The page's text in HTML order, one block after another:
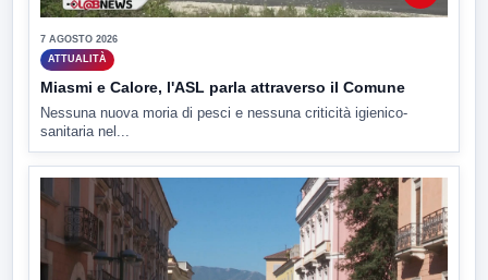
7 AGOSTO 2026
ATTUALITÀ
Miasmi e Calore, l'ASL parla attraverso il Comune
Nessuna nuova moria di pesci e nessuna criticità igienico-
sanitaria nel...